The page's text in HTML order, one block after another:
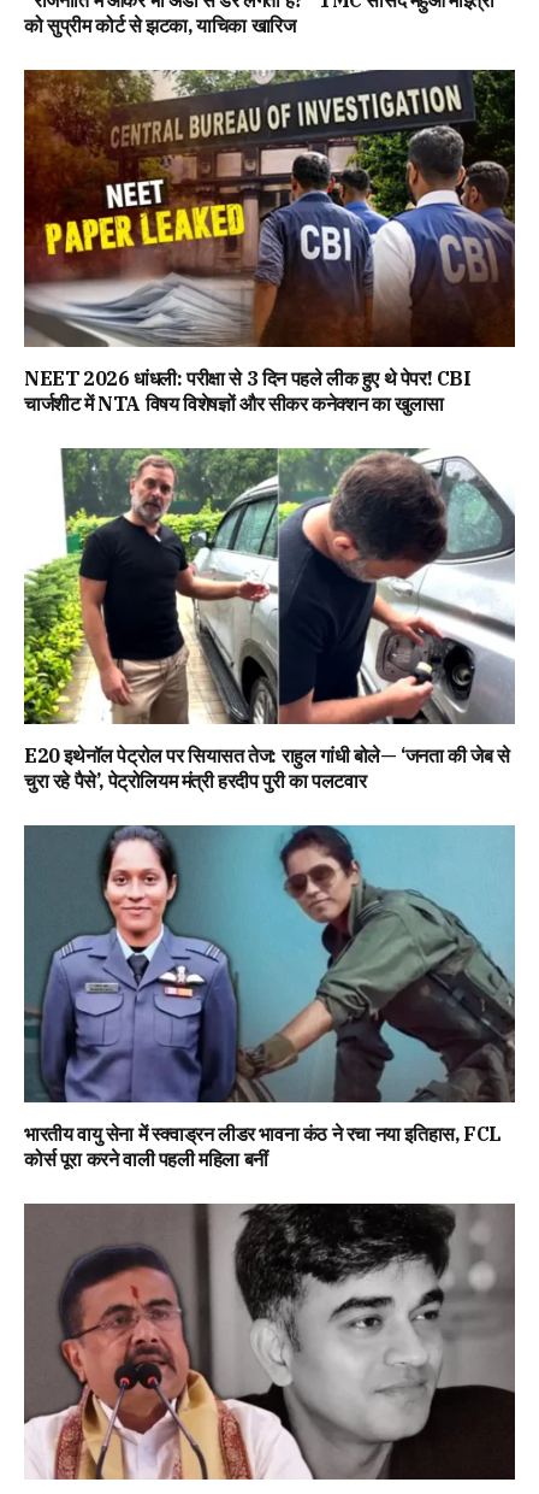
को सुप्रीम कोर्ट से झटका, याचिका खारिज
NEET 2026 धांधली: परीक्षा से 3 दिन पहले लीक हुए थे पेपर! CBI
चार्जशीट में NTA विषय विशेषज्ञों और सीकर कनेक्शन का खुलासा
E20 इथेनॉल पेट्रोल पर सियासत तेज: राहुल गांधी बोले— ‘जनता की जेब से
चुरा रहे पैसे’, पेट्रोलियम मंत्री हरदीप पुरी का पलटवार
भारतीय वायु सेना में स्क्वाड्रन लीडर भावना कंठ ने रचा नया इतिहास, FCL
कोर्स पूरा करने वाली पहली महिला बनीं